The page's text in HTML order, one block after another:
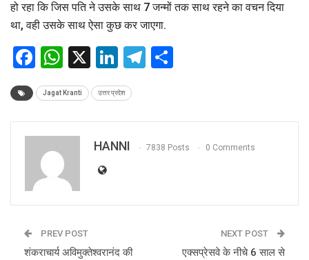
हो रहा कि जिस पति ने उसके साथ 7 जन्मों तक साथ रहने का वचन दिया
था, वही उसके साथ ऐसा कुछ कर जाएगा.
Facebook
WhatsApp
X LinkedIn
Telegram
Jagat Kranti उत्तर प्रदेश
HANNI 7838 Posts 0 Comments
PREV POST
शंकराचार्य अविमुक्तेश्वरानंद की
NEXT POST
एक्सप्रेसवे के नीचे 6 साल से